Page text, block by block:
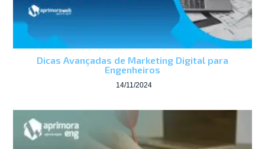
Dicas Avançadas de Marketing Digital para
Engenheiros
14/11/2024